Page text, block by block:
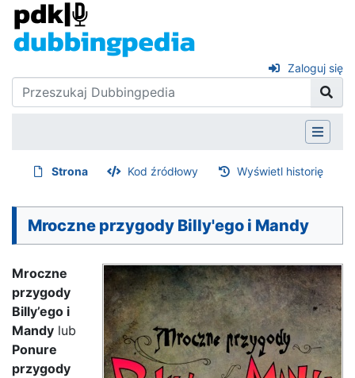
Zaloguj się
Strona Kod źródłowy Wyświetl historię
Mroczne przygody Billy'ego i Mandy
Mroczne
przygody
Billy’ego i
Mandy lub
Ponure
przygody